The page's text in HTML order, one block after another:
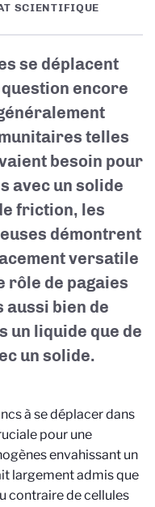
SCIENTIFIQUE
se déplacent
encore
telles
besoin pour
avec un solide
friction, les
démontrent
versatile
rôle de pagaies
aussi bien de
un liquide que de
un solide.
à se déplacer dans
pour une
envahissant un
largement admis que
contraire de cellules